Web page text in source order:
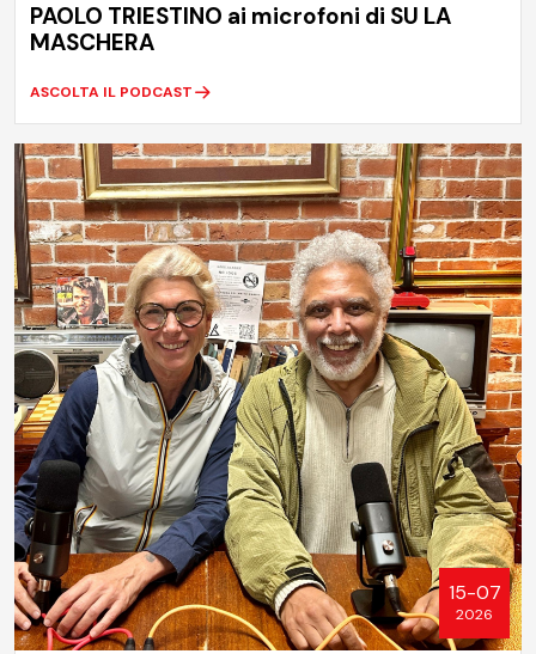
PAOLO TRIESTINO ai microfoni di SU LA
MASCHERA
ASCOLTA IL PODCAST
15-07
2026